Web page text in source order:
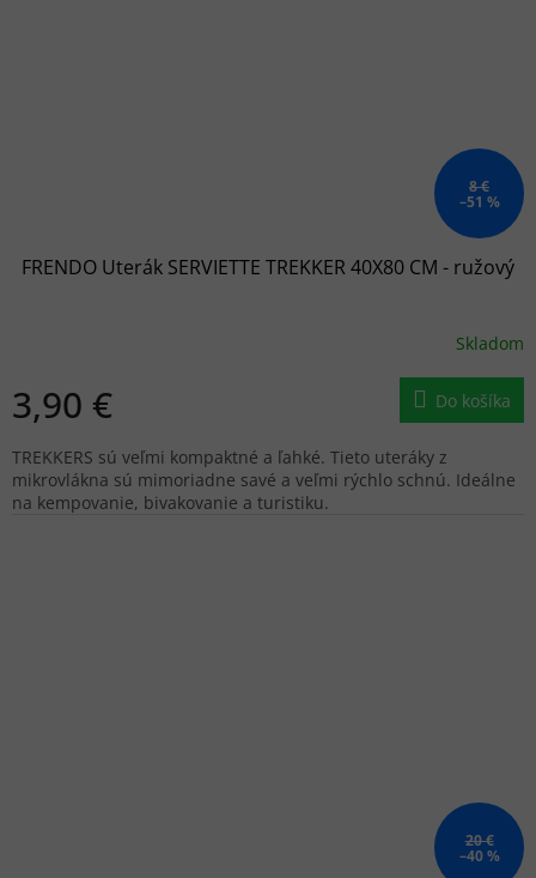
8 €
–51 %
FRENDO Uterák SERVIETTE TREKKER 40X80 CM - ružový
Skladom
3,90 € Do košíka
TREKKERS sú veľmi kompaktné a ľahké. Tieto uteráky z
mikrovlákna sú mimoriadne savé a veľmi rýchlo schnú. Ideálne
na kempovanie, bivakovanie a turistiku.
20 €
–40 %